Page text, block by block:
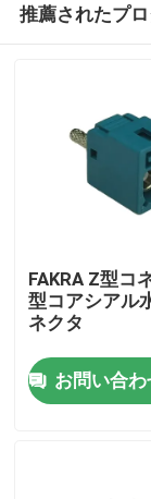
家
推薦されたプ
FAKRA Z型コ
型コアシアル
ネクタ
お問い合